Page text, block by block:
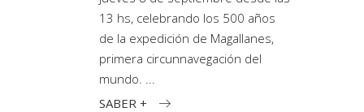
13 hs, celebrando los 500 años
de la expedición de Magallanes,
primera circunnavegación del
mundo.
SABER +